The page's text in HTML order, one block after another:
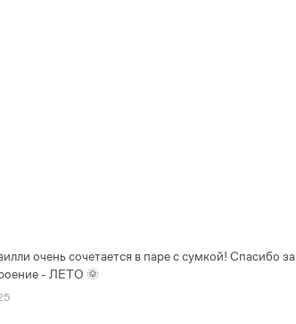
очень сочетается в паре с сумкой! Спасибо за
- ЛЕТО 🌞